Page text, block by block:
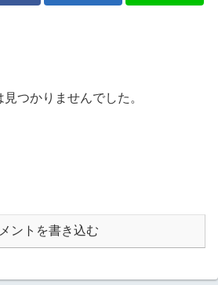
つかりませんでした。
ントを書き込む